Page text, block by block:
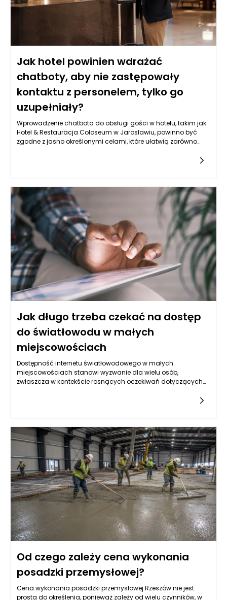
Jak hotel powinien wdrażać
chatboty, aby nie zastępowały
kontaktu z personelem, tylko go
uzupełniały?
Wprowadzenie chatbota do obsługi gości w hotelu, takim jak
Hotel & Restauracja Coloseum w Jarosławiu, powinno być
zgodne z jasno określonymi celami, które ułatwią zarówno
zwiększenie dostępności informacji oraz możliwości interakcji.
pokoi, menu czy atrakcji w okolicy. Warto, aby jego działanie
nie ograniczało się jedynie do udzielania odpowiedzi na
często zadawane pytania. Powinien także potrafić skierować
gości do odpowiednich osób w zespole, gdy konkretne
zapytania wymagają interwencji człowieka. Obiekt w
Jarosławiu, ze swoim eleganckim designem i szeroką ofertą,
ma szansę na zbudowanie silniejszych relacji z klientami
dzięki większej efektywności obsługi.
Jak długo trzeba czekać na dostęp
do światłowodu w małych
miejscowościach
Dostępność internetu światłowodowego w małych
miejscowościach stanowi wyzwanie dla wielu osób,
zwłaszcza w kontekście rosnących oczekiwań dotyczących
w cyklach kilkuletnich, co może skutkować opóźnieniami w
dostępie do nowoczesnych technologii w mniejszych
miejscowościach. Lokalne władze oraz zainteresowanie
samych mieszkańców ma ogromne znaczenie, ponieważ to
właśnie ich potrzeby i oczekiwania mogą wpływać na decyzje
inwestycyjne operatorów.
Od czego zależy cena wykonania
posadzki przemysłowej?
Cena wykonania posadzki przemysłowej Rzeszów nie jest
prosta do określenia, ponieważ zależy od wielu czynników, w